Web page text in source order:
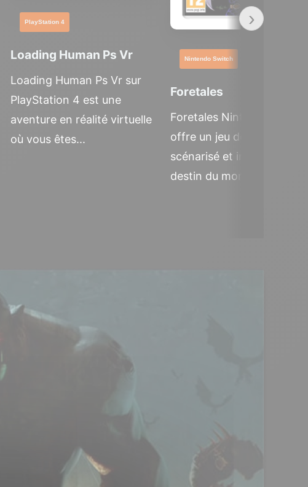
PlayStation 4
Loading Human Ps Vr
Loading Human Ps Vr sur
PlayStation 4 est une
aventure en réalité virtuelle
où vous êtes...
Nintendo Switch
Foretales
Foretales Nintendo Switch
offre un jeu de cartes
scénarisé et inventif où le
destin du monde est...
›